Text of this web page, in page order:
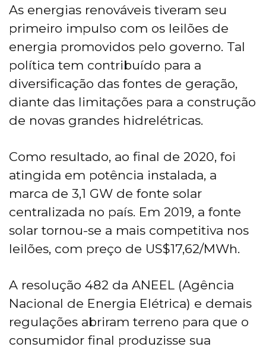
As energias renováveis tiveram seu
primeiro impulso com os leilões de
energia promovidos pelo governo. Tal
política tem contribuído para a
diversificação das fontes de geração,
diante das limitações para a construção
de novas grandes hidrelétricas.
Como resultado, ao final de 2020, foi
atingida em potência instalada, a
marca de 3,1 GW de fonte solar
centralizada no país. Em 2019, a fonte
solar tornou-se a mais competitiva nos
leilões, com preço de US$17,62/MWh.
A resolução 482 da ANEEL (Agência
Nacional de Energia Elétrica) e demais
regulações abriram terreno para que o
consumidor final produzisse sua